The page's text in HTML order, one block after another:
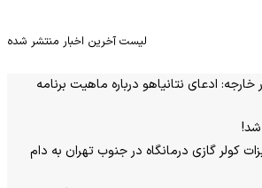
لیست آخرین اخبار منتشر شده
ادعای نتانیاهو درباره ماهیت برنامه
کولر گازی درمانگاه در جنوب تهران به دام